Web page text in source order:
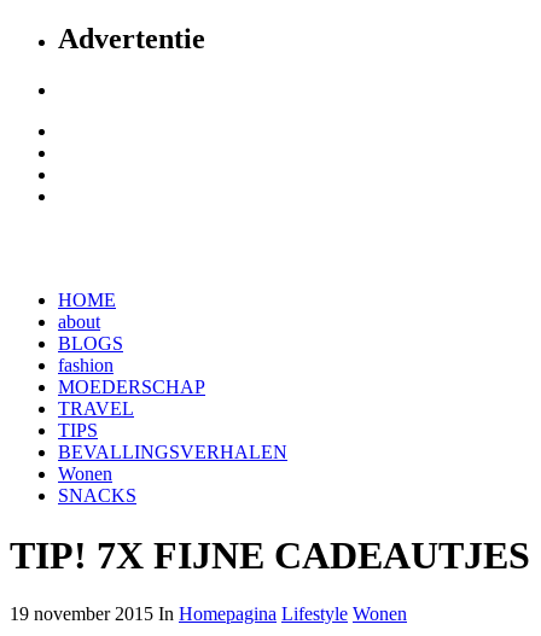
Advertentie
HOME
about
BLOGS
fashion
MOEDERSCHAP
TRAVEL
TIPS
BEVALLINGSVERHALEN
Wonen
SNACKS
TIP! 7X FIJNE CADEAUTJES
19 november 2015 In Homepagina Lifestyle Wonen